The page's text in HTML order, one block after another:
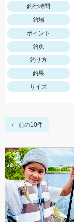
釣行時間
釣場
ポイント
釣魚
釣り方
釣果
サイズ
前の10件